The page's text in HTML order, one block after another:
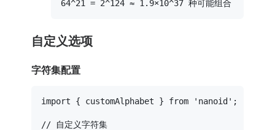
自定义选项
字符集配置
import { customAlphabet } from 'nanoid' ;
// 自定义字符集